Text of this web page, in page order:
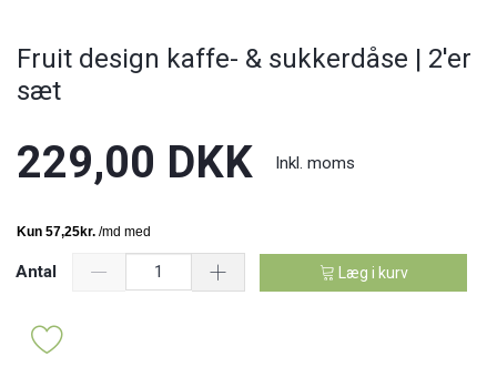
Fruit design kaffe- & sukkerdåse | 2'er
sæt
229,00 DKK Inkl. moms
Antal Læg i kurv